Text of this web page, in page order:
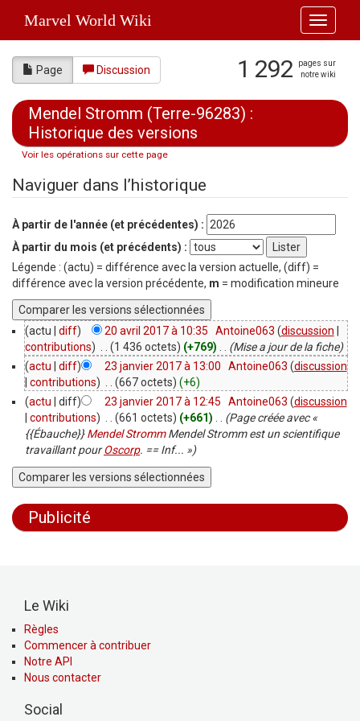
Toggle
Marvel World Wiki
Page Discussion 1 292
pages sur
notre wiki
Mendel Stromm (Terre-96283) :
Historique des versions
Voir les opérations sur cette page
Naviguer dans l’historique
À partir de l'année (et précédentes) :
À partir du mois (et précédents) :
Légende : (actu) = différence avec la version actuelle, (diff) =
différence avec la version précédente, m = modification mineure
(actu | diff) 20 avril 2017 à 10:35 Antoine063 (discussion
contributions) . . (1 436 octets) (+769) . . (Mise a jour de la fiche)
(actu diff) 23 janvier 2017 à 13:00 Antoine063 (discussion
contributions) . . (667 octets) (+6)
(actu | diff) 23 janvier 2017 à 12:45 Antoine063 (discussion
contributions) . . (661 octets) (+661) . . (Page créée avec «
{{Ébauche}}Mendel StrommMendel Stromm est un scientifique
travaillant pourOscorp. == Inf... »)
Publicité
Le Wiki
Règles
Commencer à contribuer
Notre API
Nous contacter
Social